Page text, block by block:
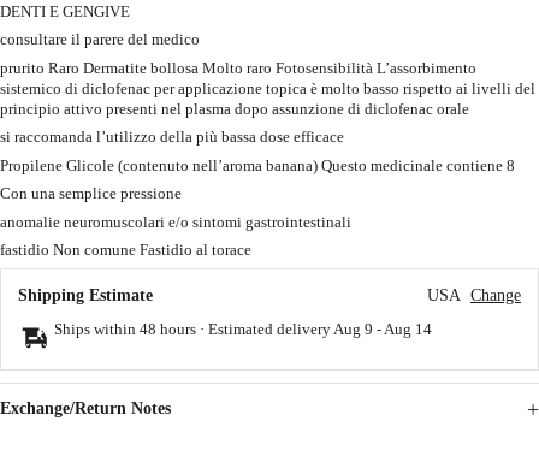
DENTI E GENGIVE
consultare il parere del medico
prurito Raro Dermatite bollosa Molto raro Fotosensibilità L’assorbimento
sistemico di diclofenac per applicazione topica è molto basso rispetto ai livelli del
principio attivo presenti nel plasma dopo assunzione di diclofenac orale
si raccomanda l’utilizzo della più bassa dose efficace
Propilene Glicole (contenuto nell’aroma banana) Questo medicinale contiene 8
Con una semplice pressione
anomalie neuromuscolari e/o sintomi gastrointestinali
fastidio Non comune Fastidio al torace
Shipping Estimate USA Change
Ships within 48 hours · Estimated delivery Aug 9 - Aug 14
Exchange/Return Notes